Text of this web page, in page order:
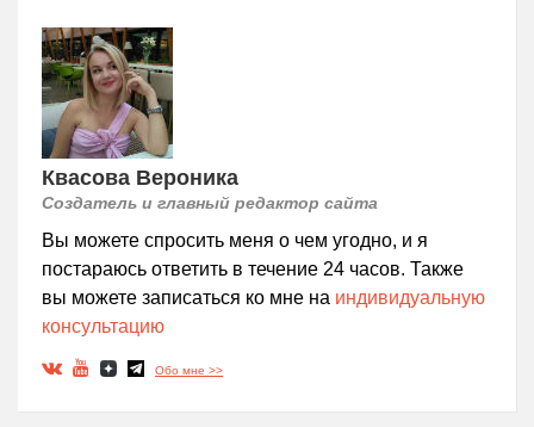
Квасова Вероника
Создатель и главный редактор сайта
Вы можете спросить меня о чем угодно, и я
постараюсь ответить в течение 24 часов. Также
вы можете записаться ко мне на индивидуальную
консультацию
Обо мне >>